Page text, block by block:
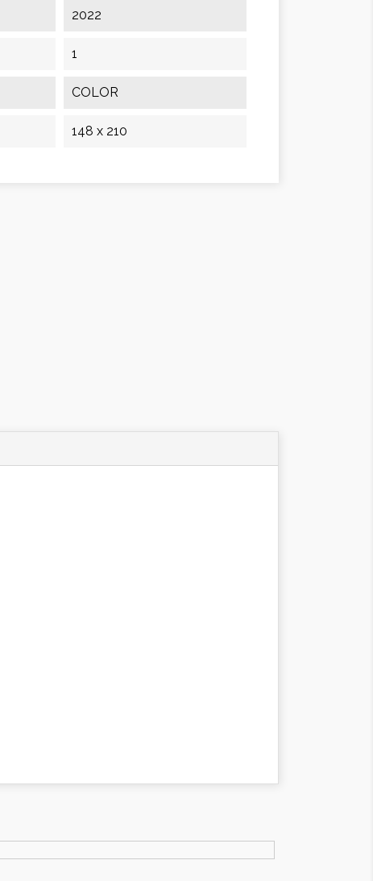
2022
1
COLOR
148 x 210